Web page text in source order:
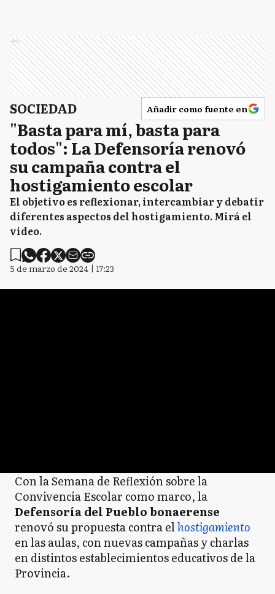
Ads
SOCIEDAD Añadir como fuente en
"Basta para mí, basta para
todos": La Defensoría renovó
su campaña contra el
hostigamiento escolar
El objetivo es reflexionar, intercambiar y debatir
diferentes aspectos del hostigamiento. Mirá el
video.
5 de marzo de 2024 | 17:23
Con la Semana de Reflexión sobre la
Convivencia Escolar como marco, la
Defensoría del Pueblo bonaerense
renovó su propuesta contra elhostigamiento
en las aulas, con nuevas campañas y charlas
en distintos establecimientos educativos de la
Provincia.